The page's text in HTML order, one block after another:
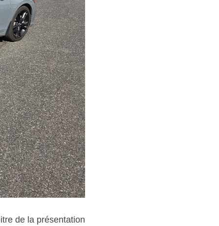
de la présentation